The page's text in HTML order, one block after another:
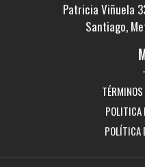
Patricia Viñuela
Santiago,
POLITICA
POLÍTICA